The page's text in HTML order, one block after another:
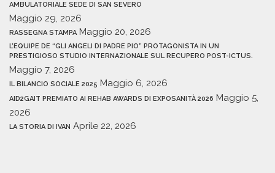
AMBULATORIALE SEDE DI SAN SEVERO
Maggio 29, 2026
RASSEGNA STAMPA Maggio 20, 2026
L’EQUIPE DE “GLI ANGELI DI PADRE PIO” PROTAGONISTA IN UN
PRESTIGIOSO STUDIO INTERNAZIONALE SUL RECUPERO POST-ICTUS.
Maggio 7, 2026
IL BILANCIO SOCIALE 2025 Maggio 6, 2026
AID2GAIT PREMIATO AI REHAB AWARDS DI EXPOSANITÀ 2026 Maggio 5,
2026
LA STORIA DI IVAN Aprile 22, 2026